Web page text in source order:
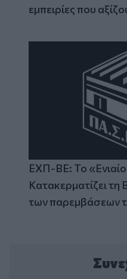
εμπειρίες που
ΕΧΠ-ΒΕ: Το
Κατακερματίζει τη
των παρεμβάσεων